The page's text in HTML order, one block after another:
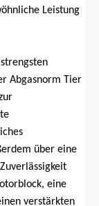
Leistung
Abgasnorm Tier
über eine
eine
verstärkten